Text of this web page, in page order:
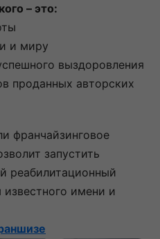
– это:
и миру
выздоровления
проданных авторских
франчайзинговое
запустить
реабилитационный
известного имени и